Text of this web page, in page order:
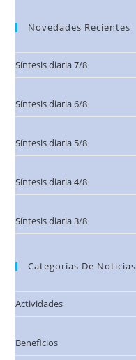
Novedades Recientes
Síntesis diaria 7/8
Síntesis diaria 6/8
Síntesis diaria 5/8
Síntesis diaria 4/8
Síntesis diaria 3/8
Categorías De Noticias
Actividades
Beneficios